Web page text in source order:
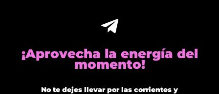
¡Aprovecha la energía del
momento!
No te dejes llevar por las corrientes y